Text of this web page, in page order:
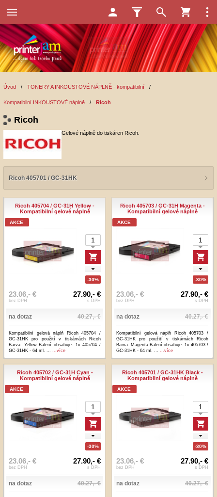
Úvod / TONERY A INKOUSTOVÉ NÁPLNĚ - kompatibilní /
Kompatibilní INKOUSTOVÉ náplně / Ricoh
Ricoh
Gelové náplně do tiskáren Ricoh.
Ricoh 405701 / GC-31HK
Ricoh 405704 / GC-31H Yellow -
Kompatibilní gelové náplně
AKCE
-30%
23.06,- €
bez DPH
27.90,- €
s DPH
na dotaz 40.27,- €
Kompatibilní gelová náplň Ricoh 405704 /
GC-31HK pro použití v tiskárnách Ricoh
Barva: Yellow Balení obsahuje: 1x 405704 /
GC-31HK - 64 ml. ... ...více
Ricoh 405703 / GC-31H Magenta -
Kompatibilní gelové náplně
AKCE
-30%
23.06,- €
bez DPH
27.90,- €
s DPH
na dotaz 40.27,- €
Kompatibilní gelová náplň Ricoh 405703 /
GC-31HK pro použití v tiskárnách Ricoh
Barva: Magenta Balení obsahuje: 1x 405703 /
GC-31HK - 64 ml. ... ...více
Ricoh 405702 / GC-31H Cyan -
Kompatibilní gelové náplně
AKCE
-30%
23.06,- €
bez DPH
27.90,- €
s DPH
na dotaz 40.27,- €
Ricoh 405701 / GC-31HK Black -
Kompatibilní gelové náplně
AKCE
-30%
23.06,- €
bez DPH
27.90,- €
s DPH
na dotaz 40.27,- €